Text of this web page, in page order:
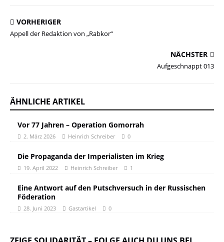
VORHERIGER
Appell der Redaktion von „Rabkor“
NÄCHSTER
Aufgeschnappt 013
ÄHNLICHE ARTIKEL
Vor 77 Jahren – Operation Gomorrah
2. März 2026 Heinrich Schreiber 0
Die Propaganda der Imperialisten im Krieg
19. April 2022 Heinrich Schreiber 1
Eine Antwort auf den Putschversuch in der Russischen
Föderation
28. Juni 2023 Gastartikel 0